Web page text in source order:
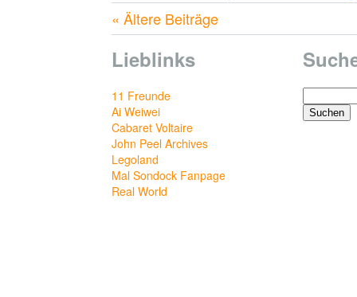
« Ältere Beiträge
Lieblinks
11 Freunde
Ai Weiwei
Cabaret Voltaire
John Peel Archives
Legoland
Mal Sondock Fanpage
Real World
Suchen
nach: